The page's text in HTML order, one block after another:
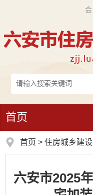
首页
首页 > 住房城乡建设
六安市2025